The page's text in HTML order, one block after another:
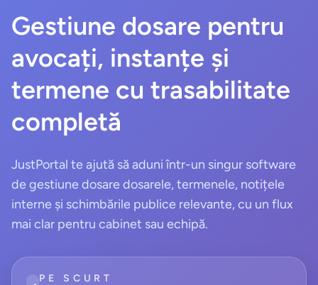
Gestiune dosare pentru
avocați, instanțe și
termene cu trasabilitate
completă
JustPortal te ajută să aduni într-un singur software
de gestiune dosare dosarele, termenele, notițele
interne și schimbările publice relevante, cu un flux
mai clar pentru cabinet sau echipă.
PE SCURT